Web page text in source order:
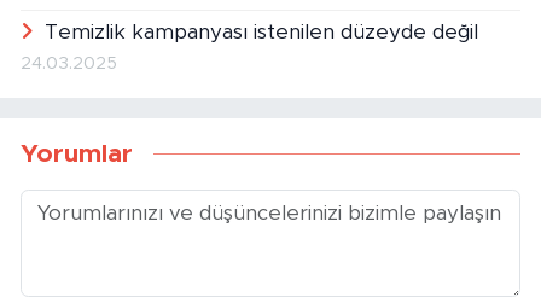
Temizlik kampanyası istenilen düzeyde değil
24.03.2025
Yorumlar